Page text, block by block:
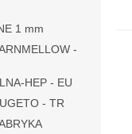
1 mm
-
HEP - EU
- TR